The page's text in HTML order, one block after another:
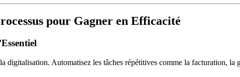
pour Gagner en Efficacité
digitalisation. Automatisez les tâches répétitives comme la facturation,